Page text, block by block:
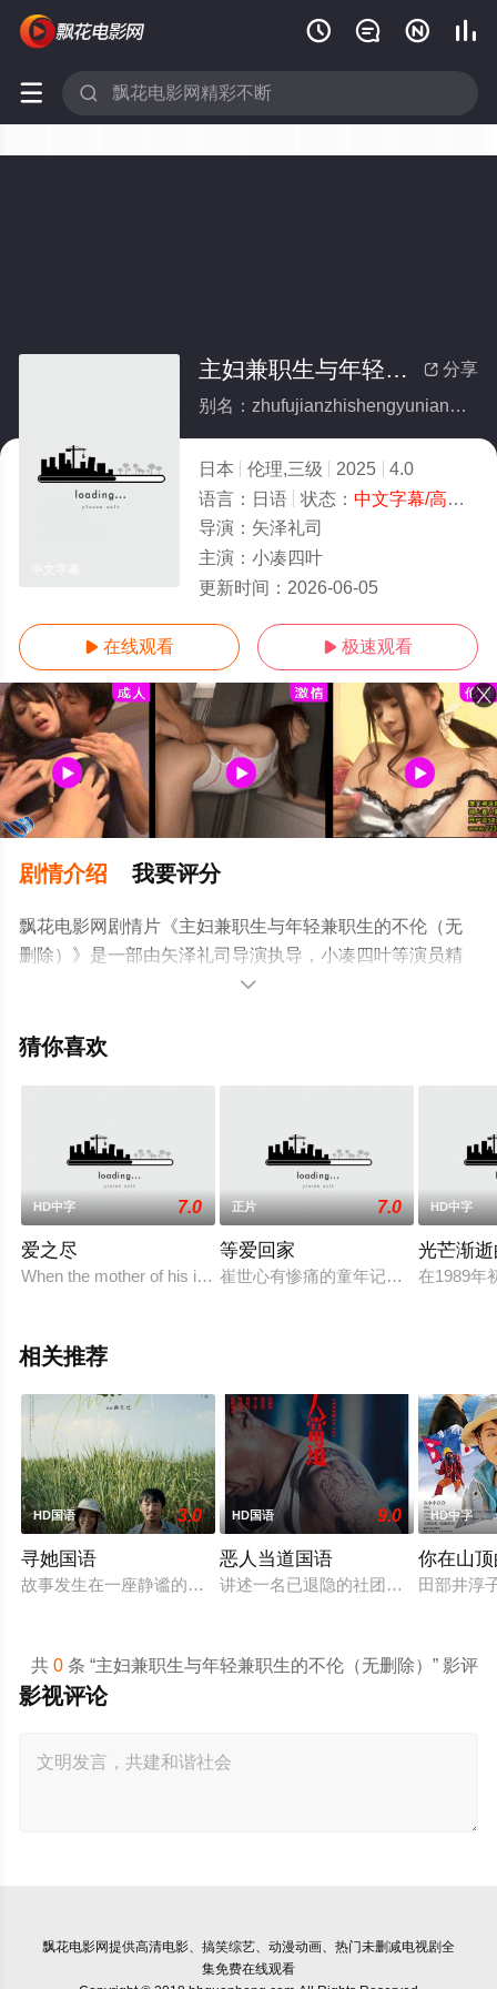
   
 
 分享
主妇兼职生与年轻兼职生的不伦（无删除）
别名：zhufujianzhishengyunianqingjianzhishengdebulunwushanchu
日本 伦理,三级 2025
4.0
语言： 日语 状态： 中文字幕/高清
导演： 矢泽礼司
主演： 小凑四叶
更新时间： 2026-06-05
 在线观看  极速观看
剧情介绍 我要评分
飘花电影网剧情片《主妇兼职生与年轻兼职生的不伦（无
删除）》是一部由矢泽礼司导演执导，小凑四叶等演员精
彩演绎的日本电影，手机免费观看高清无删减完整版电影
视猫或剧情网等平台了解。

猜你喜欢
HD中字 7.0
爱之尽
When the mother of his infant son unexpectedly passes awa
正片 7.0
等爱回家
崔世心有惨痛的童年记忆，9岁时因
HD中字
光芒渐
在1989年
相关推荐
HD国语 3.0
寻她国语
故事发生在一座静谧的南方蔗村，齐齐整整的陈凤娣（舒淇 饰
HD国语 9.0
恶人当道国语
讲述一名已退隐的社团老大，因一群
HD中字
你在山
田部井淳
共0 条 “主妇兼职生与年轻兼职生的不伦（无删除）” 影评
影视评论
飘花电影网提供高清电影、搞笑综艺、动漫动画、热门未删减电视剧全
集免费在线观看